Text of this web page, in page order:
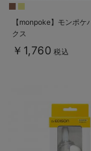
【monpoke】モンポケ
クス
￥1,760 税込